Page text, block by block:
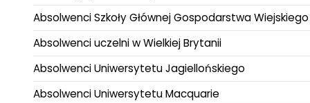
Absolwenci Szkoły Głównej Gospodarstwa Wiejskiego
Absolwenci uczelni w Wielkiej Brytanii
Absolwenci Uniwersytetu Jagiellońskiego
Absolwenci Uniwersytetu Macquarie